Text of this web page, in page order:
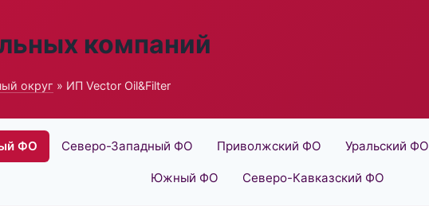
компаний
округ » ИП Vector Oil&Filter
ФО Северо-Западный ФО Приволжский ФО Уральский ФО
Южный ФО Северо-Кавказский ФО